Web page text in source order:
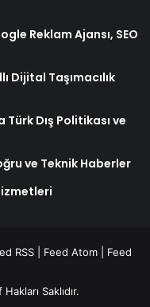
Reklam Ajansı, SEO
Dijital Taşımacılık
Dış Politikası ve
ve Teknik Haberler
RSS Feed Atom
Feed
Saklıdır.